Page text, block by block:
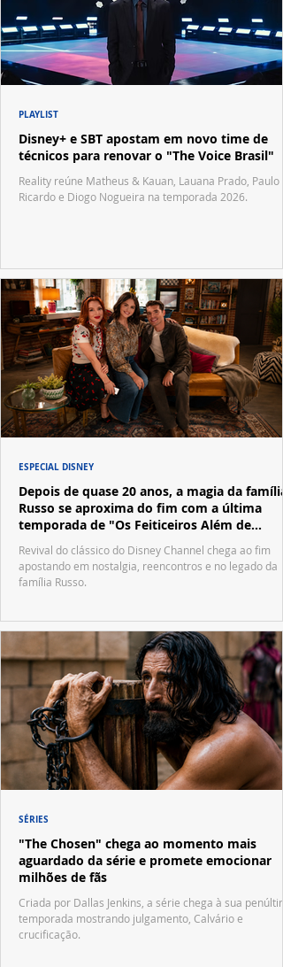
Disney+ e SBT apostam em novo time de
técnicos para renovar o "The Voice Brasil"
Reality reúne Matheus & Kauan, Lauana Prado, Paulo
Ricardo e Diogo Nogueira na temporada 2026.
PLAYLIST
Depois de quase 20 anos, a magia da família
Russo se aproxima do fim com a última
temporada de "Os Feiticeiros Além de
Waverly Place"
Revival do clássico do Disney Channel chega ao fim
apostando em nostalgia, reencontros e no legado da
família Russo.
ESPECIAL DISNEY
"The Chosen" chega ao momento mais
aguardado da série e promete emocionar
milhões de fãs
Criada por Dallas Jenkins, a série chega à sua
temporada mostrando julgamento, Calvário e
crucificação.
SÉRIES